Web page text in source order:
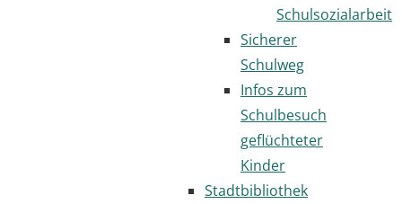
Schulsozialarbeit
Sicherer
Schulweg
Infos zum
Schulbesuch
geflüchteter
Kinder
Stadtbibliothek